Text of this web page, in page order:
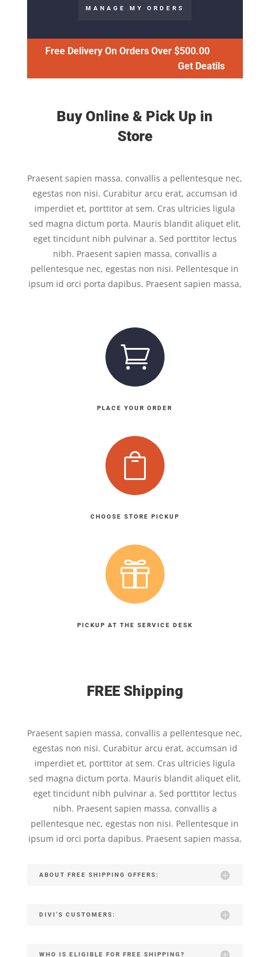
MANAGE MY ORDERS
Free Delivery On Orders Over $500.00
Get Deatils
Buy Online & Pick Up in
Store
Praesent sapien massa, convallis a pellentesque nec,
egestas non nisi. Curabitur arcu erat, accumsan id
imperdiet et, porttitor at sem. Cras ultricies ligula
sed magna dictum porta. Mauris blandit aliquet elit,
eget tincidunt nibh pulvinar a. Sed porttitor lectus
nibh. Praesent sapien massa, convallis a
pellentesque nec, egestas non nisi. Pellentesque in
ipsum id orci porta dapibus. Praesent sapien massa,

PLACE YOUR ORDER

CHOOSE STORE PICKUP

PICKUP AT THE SERVICE DESK
FREE Shipping
Praesent sapien massa, convallis a pellentesque nec,
egestas non nisi. Curabitur arcu erat, accumsan id
imperdiet et, porttitor at sem. Cras ultricies ligula
sed magna dictum porta. Mauris blandit aliquet elit,
eget tincidunt nibh pulvinar a. Sed porttitor lectus
nibh. Praesent sapien massa, convallis a
pellentesque nec, egestas non nisi. Pellentesque in
ipsum id orci porta dapibus. Praesent sapien massa,
ABOUT FREE SHIPPING OFFERS:
DIVI’S CUSTOMERS:
WHO IS ELIGIBLE FOR FREE SHIPPING?